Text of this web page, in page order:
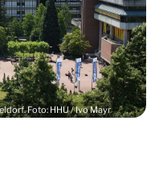
Foto: HHU / Ivo Mayr